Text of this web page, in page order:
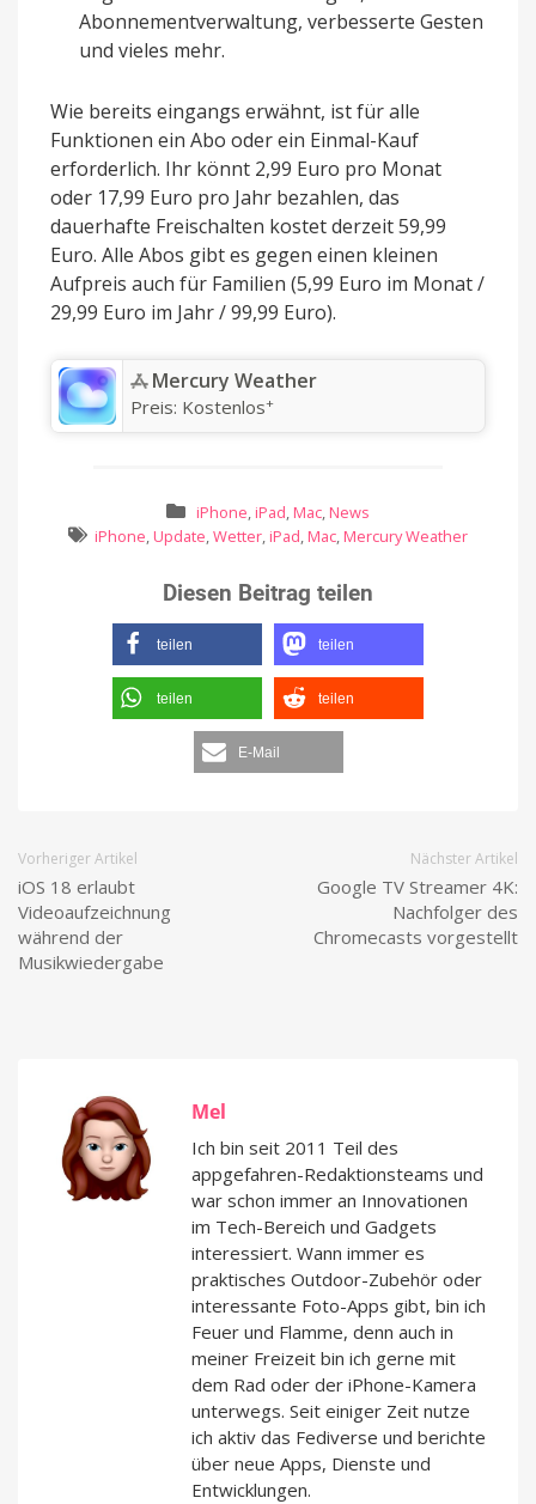
Abonnementverwaltung, verbesserte Gesten
und vieles mehr.
Wie bereits eingangs erwähnt, ist für alle
Funktionen ein Abo oder ein Einmal-Kauf
erforderlich. Ihr könnt 2,99 Euro pro Monat
oder 17,99 Euro pro Jahr bezahlen, das
dauerhafte Freischalten kostet derzeit 59,99
Euro. Alle Abos gibt es gegen einen kleinen
Aufpreis auch für Familien (5,99 Euro im Monat /
29,99 Euro im Jahr / 99,99 Euro).
‎Mercury Weather
Preis: Kostenlos+
iPhone, iPad, Mac, News
iPhone, Update,Wetter, iPad, Mac, Mercury Weather
Diesen Beitrag teilen
teilen teilen
teilen teilen
E-Mail
Vorheriger Artikel
iOS 18 erlaubt
Videoaufzeichnung
während der
Musikwiedergabe
Nächster Artikel
Google TV Streamer 4K:
Nachfolger des
Chromecasts vorgestellt
Mel
Ich bin seit 2011 Teil des
appgefahren-Redaktionsteams und
war schon immer an Innovationen
im Tech-Bereich und Gadgets
interessiert. Wann immer es
praktisches Outdoor-Zubehör oder
interessante Foto-Apps gibt, bin ich
Feuer und Flamme, denn auch in
meiner Freizeit bin ich gerne mit
dem Rad oder der iPhone-Kamera
unterwegs. Seit einiger Zeit nutze
ich aktiv das Fediverse und berichte
über neue Apps, Dienste und
Entwicklungen.